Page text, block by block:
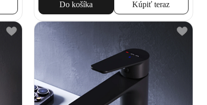
Do košíka Kúpiť teraz